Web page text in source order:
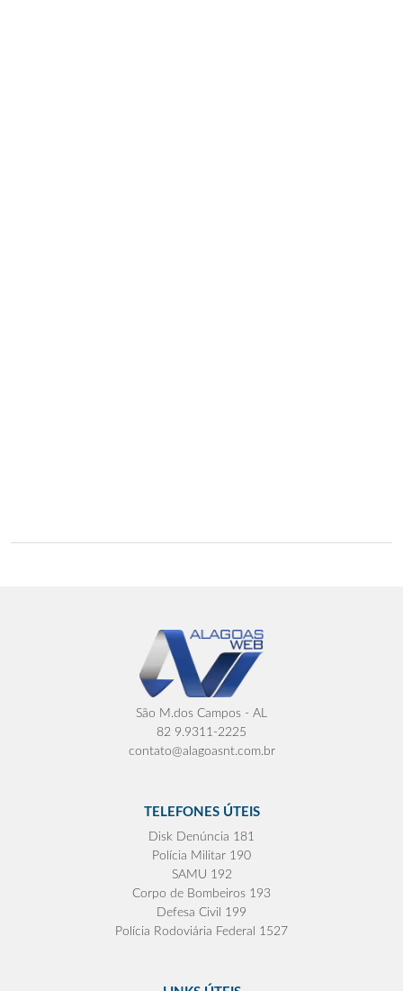
São M.dos Campos - AL
82 9.9311-2225
contato@alagoasnt.com.br
TELEFONES ÚTEIS
Disk Denúncia 181
Polícia Militar 190
SAMU 192
Corpo de Bombeiros 193
Defesa Civil 199
Polícia Rodoviária Federal 1527